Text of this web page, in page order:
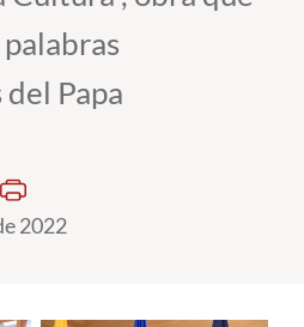
Papa
2022